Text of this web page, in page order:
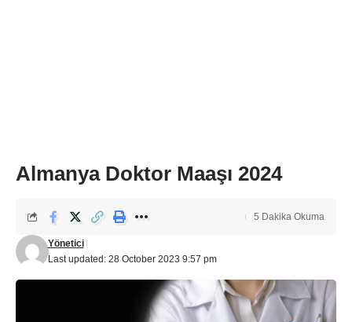
Almanya Doktor Maaşı 2024
Last updated: 28 October 2023 9:57 pm
Yönetici
5 Dakika Okuma